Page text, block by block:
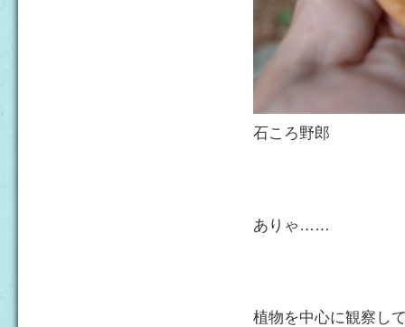
石ころ野郎
ありゃ……
植物を中心に観察し